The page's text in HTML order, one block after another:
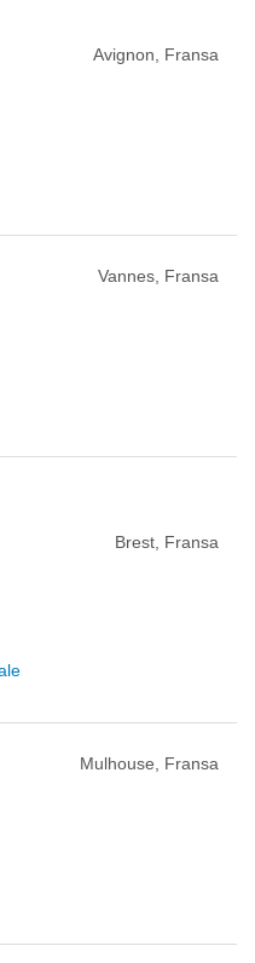
Avignon, Fransa
Vannes, Fransa
Brest, Fransa
Mulhouse, Fransa